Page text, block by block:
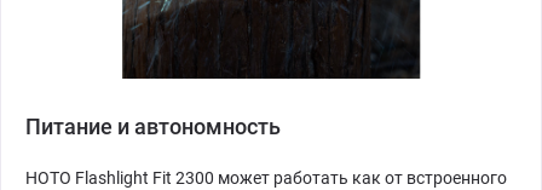
Питание и автономность
HOTO Flashlight Fit 2300 может работать как от встроенного